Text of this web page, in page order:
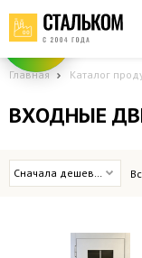
Главная Каталог
ВХОДНЫЕ
Сначала дешевые
Telegram
Max